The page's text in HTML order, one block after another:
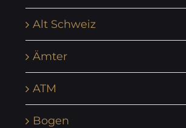
Alt Schweiz
Ämter
ATM
Bogen